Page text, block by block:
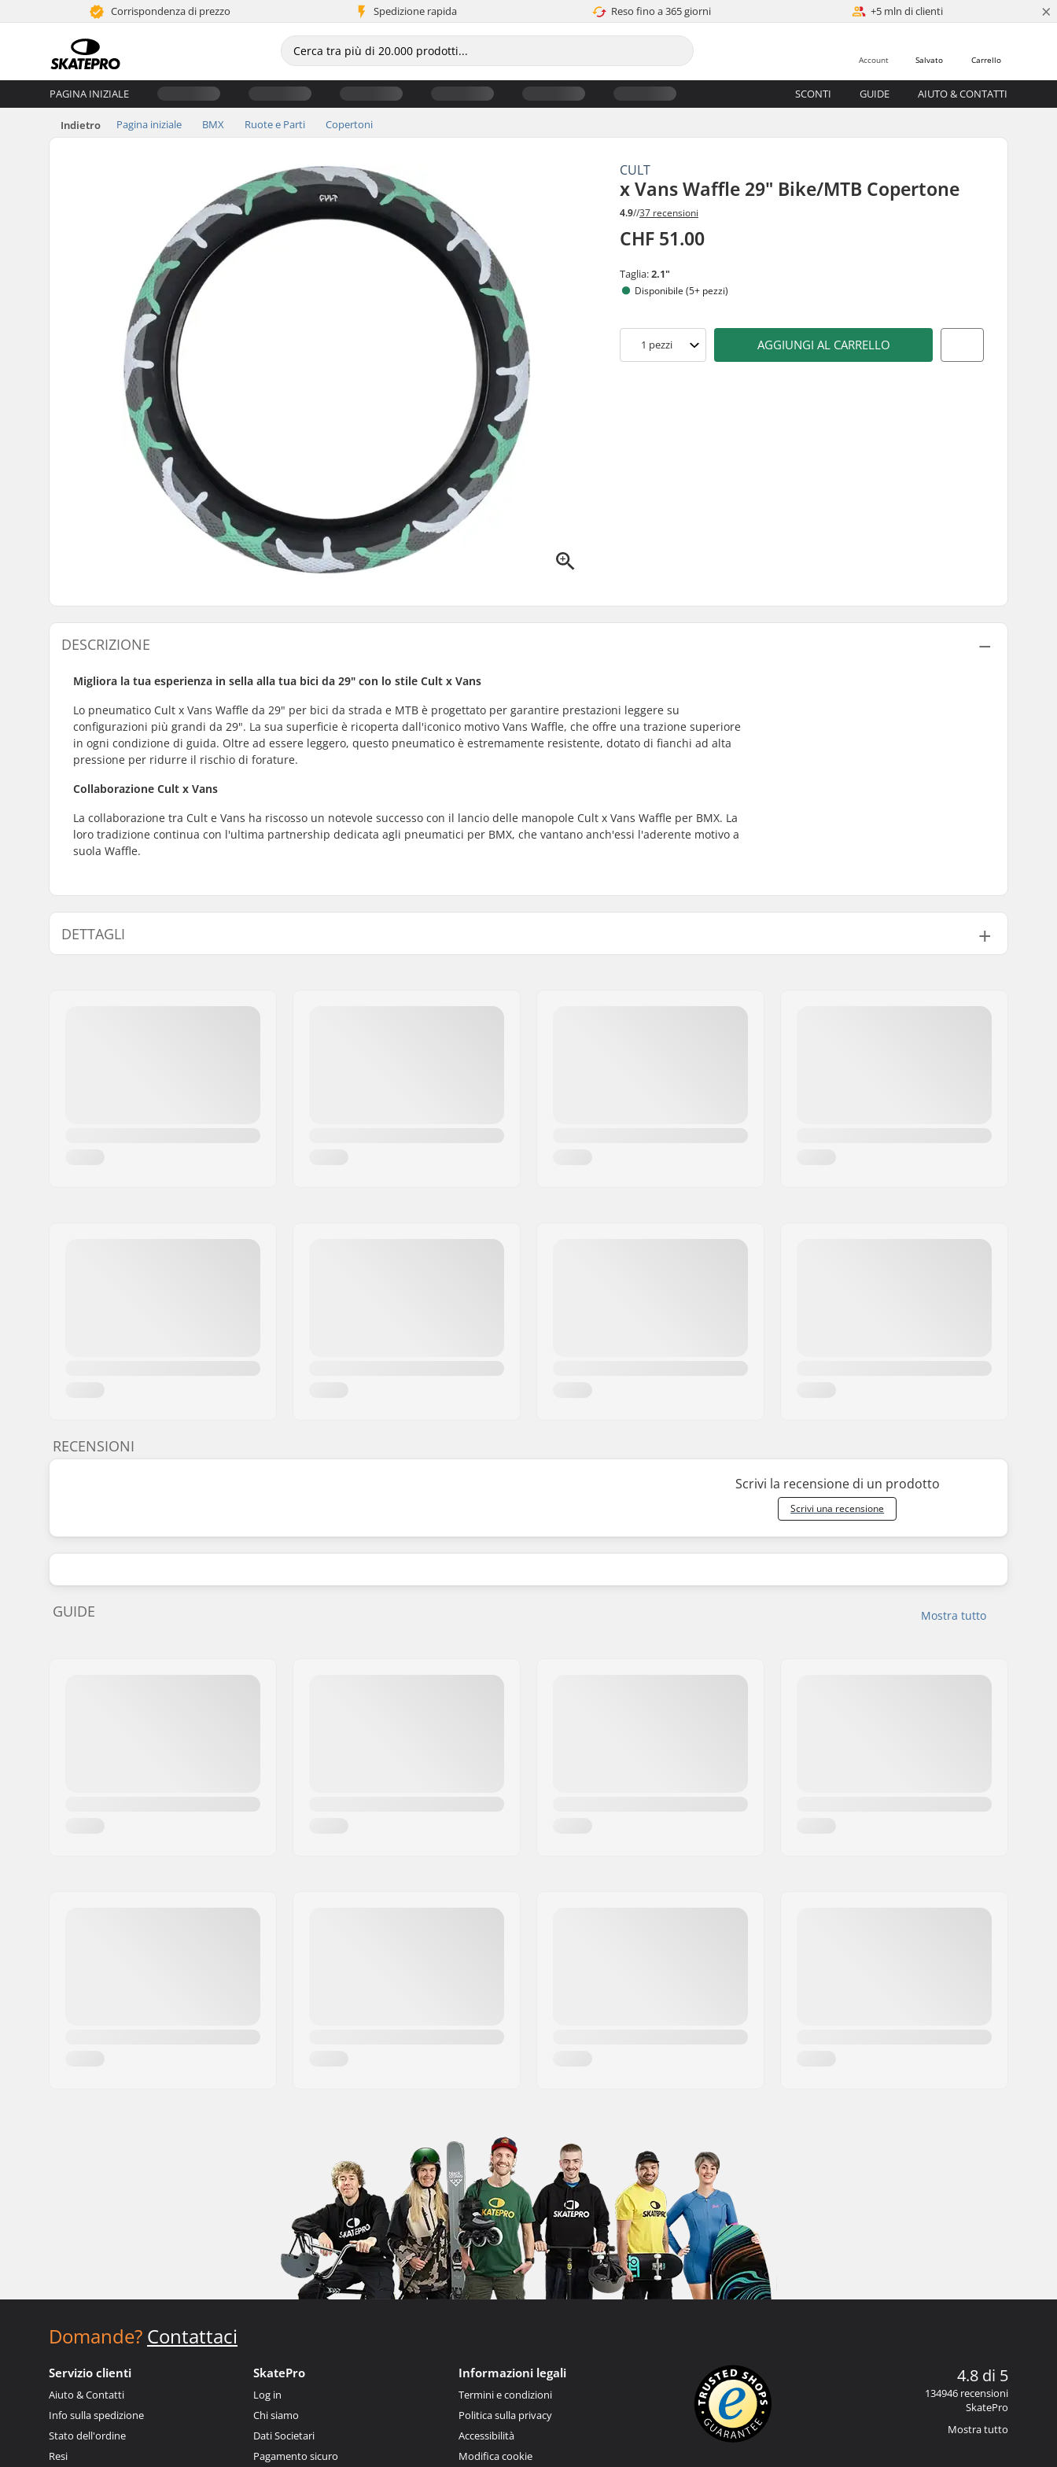
Corrispondenza di prezzo Spedizione rapida Reso fino a 365 giorni +5 mln di clienti ×
Carrello
Salvato
Account
PAGINA INIZIALE SCONTI GUIDE AIUTO & CONTATTI
Indietro Pagina iniziale BMX Ruote e Parti Copertoni
CULT
x Vans Waffle 29" Bike/MTB Copertone
4.9//37 recensioni
CHF 51.00
Taglia:2.1"
Disponibile (5+ pezzi)
1 pezzi AGGIUNGI AL CARRELLO
DESCRIZIONE
Migliora la tua esperienza in sella alla tua bici da 29" con lo stile Cult x Vans
Lo pneumatico Cult x Vans Waffle da 29" per bici da strada e MTB è progettato per garantire prestazioni leggere su
configurazioni più grandi da 29". La sua superficie è ricoperta dall'iconico motivo Vans Waffle, che offre una trazione superiore
in ogni condizione di guida. Oltre ad essere leggero, questo pneumatico è estremamente resistente, dotato di fianchi ad alta
pressione per ridurre il rischio di forature.
Collaborazione Cult x Vans
La collaborazione tra Cult e Vans ha riscosso un notevole successo con il lancio delle manopole Cult x Vans Waffle per BMX. La
loro tradizione continua con l'ultima partnership dedicata agli pneumatici per BMX, che vantano anch'essi l'aderente motivo a
suola Waffle.
DETTAGLI
RECENSIONI
Scrivi la recensione di un prodotto
Scrivi una recensione
Mostra tutto
GUIDE
Domande? Contattaci
Servizio clienti
Aiuto & Contatti
Info sulla spedizione
Stato dell'ordine
Resi
SkatePro
Log in
Chi siamo
Dati Societari
Pagamento sicuro
Informazioni legali
Termini e condizioni
Politica sulla privacy
Accessibilità
Modifica cookie
4.8 di 5
134946 recensioni
SkatePro
Mostra tutto